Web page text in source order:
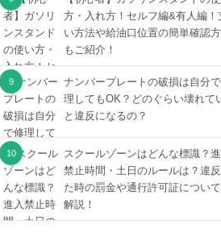
方・入れ方！セルフ編&有人編！
い方法や給油口位置の簡単確認
もご紹介！
ナンバープレートの破損は自分
理してもOK？どのぐらい壊れて
と違反になるの？
スクールゾーンはどんな標識？
禁止時間・土日のルールは？違
た時の罰金や通行許可証につい
解説！